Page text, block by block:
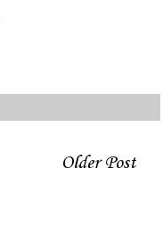
Older Post